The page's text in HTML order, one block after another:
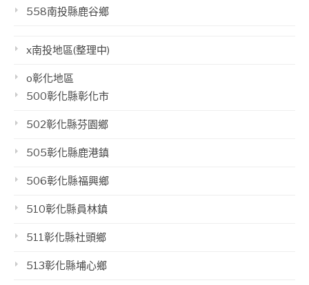
558南投縣鹿谷鄉
x南投地區(整理中)
o彰化地區
500彰化縣彰化市
502彰化縣芬園鄉
505彰化縣鹿港鎮
506彰化縣福興鄉
510彰化縣員林鎮
511彰化縣社頭鄉
513彰化縣埔心鄉